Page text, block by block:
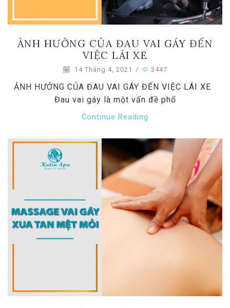
ẢNH HƯỞNG CỦA ĐAU VAI GÁY ĐẾN
VIỆC LÁI XE
14 Tháng 4, 2021 / 3447
ẢNH HƯỞNG CỦA ĐAU VAI GÁY ĐẾN VIỆC LÁI XE
Đau vai gáy là một vấn đề phổ
Continue Reading